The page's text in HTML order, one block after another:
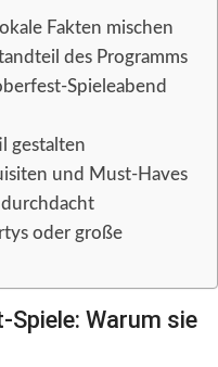
Fakten mischen
des Programms
Spieleabend
gestalten
und Must-Haves
durchdacht
oder große
Warum sie